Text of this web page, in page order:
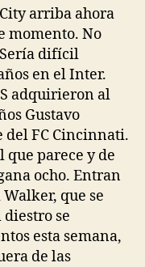
arriba ahora
momento. No
difícil
en el Inter.
adquirieron al
Gustavo
FC Cincinnati.
que parece y de
ocho. Entran
que se
se
esta semana,
de las